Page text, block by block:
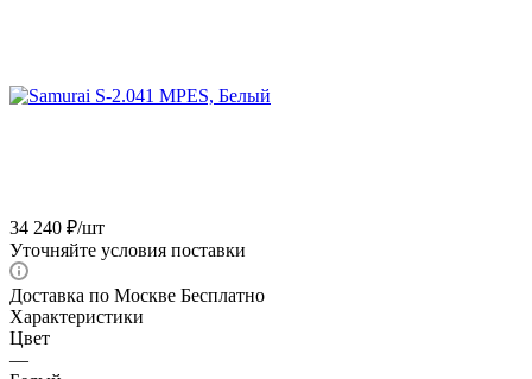
34 240 ₽/шт
Уточняйте условия поставки
Доставка по Москве Бесплатно
Характеристики
Цвет
—